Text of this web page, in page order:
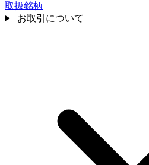
取扱銘柄
お取引について